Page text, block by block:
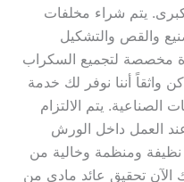
يتم شراء مخلفات
والقص والتشكيل
مخصصة لتجميع السكراب
أننا نوفر لك خدمة
يتم الالتزام
عند العمل داخل الورش
نظيفة ومنظمة وخالية من
الآن تحقيق عائد مادي من